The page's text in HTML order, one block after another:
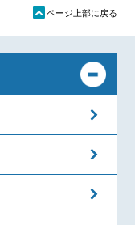
ü ページ上部に戻る